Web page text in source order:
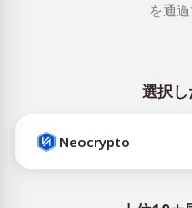
を通過
選択
Neocrypto